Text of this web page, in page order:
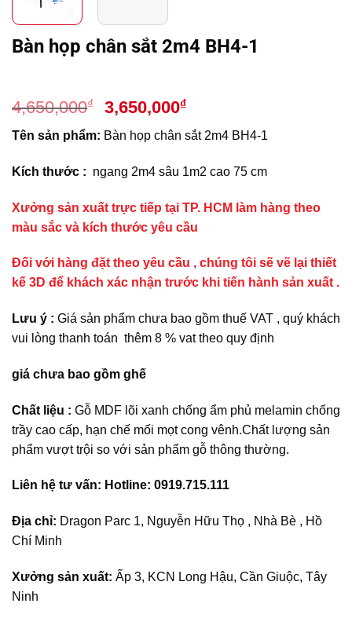
Bàn họp chân sắt 2m4 BH4-1
4,650,000₫
Giá
gốc
là:
4,650,000₫.
3,650,000₫Giá
hiện
tại
là:
3,650,000₫.
Tên sản phẩm: Bàn họp chân sắt 2m4 BH4-1
Kích thước : ngang 2m4 sâu 1m2 cao 75 cm
Xưởng sản xuất trực tiếp tại TP. HCM làm hàng theo
màu sắc và kích thước yêu cầu
Đối với hàng đặt theo yêu cầu , chúng tôi sẽ vẽ lại thiết
kế 3D để khách xác nhận trước khi tiến hành sản xuất .
Lưu ý : Giá sản phẩm chưa bao gồm thuế VAT , quý khách
vui lòng thanh toán thêm 8 % vat theo quy định
giá chưa bao gồm ghế
Chất liệu : Gỗ MDF lõi xanh chống ẩm phủ melamin chống
trầy cao cấp, hạn chế mối mọt cong vênh.Chất lượng sản
phẩm vượt trội so với sản phẩm gỗ thông thường.
Liên hệ tư vấn: Hotline: 0919.715.111
Địa chỉ: Dragon Parc 1, Nguyễn Hữu Thọ , Nhà Bè , Hồ
Chí Minh
Xưởng sản xuất: Ấp 3, KCN Long Hậu, Cần Giuộc, Tây
Ninh